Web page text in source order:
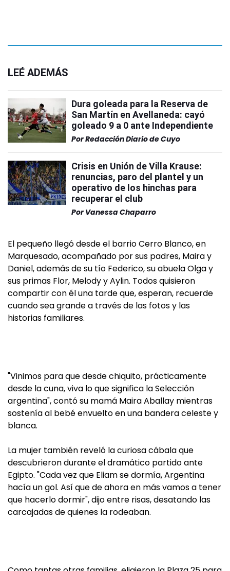
LEÉ ADEMÁS
Dura goleada para la Reserva de
San Martín en Avellaneda: cayó
goleado 9 a 0 ante Independiente
PorRedacción Diario de Cuyo
Crisis en Unión de Villa Krause:
renuncias, paro del plantel y un
operativo de los hinchas para
recuperar el club
Por Vanessa Chaparro
El pequeño llegó desde el barrio Cerro Blanco, en
Marquesado, acompañado por sus padres, Maira y
Daniel, además de su tío Federico, su abuela Olga y
sus primas Flor, Melody y Aylin. Todos quisieron
compartir con él una tarde que, esperan, recuerde
cuando sea grande a través de las fotos y las
historias familiares.
"Vinimos para que desde chiquito, prácticamente
desde la cuna, viva lo que significa la Selección
argentina", contó su mamá Maira Aballay mientras
sostenía al bebé envuelto en una bandera celeste y
blanca.
La mujer también reveló la curiosa cábala que
descubrieron durante el dramático partido ante
Egipto. "Cada vez que Eliam se dormía, Argentina
hacía un gol. Así que de ahora en más vamos a tener
que hacerlo dormir", dijo entre risas, desatando las
carcajadas de quienes la rodeaban.